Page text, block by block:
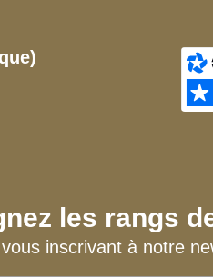
les rangs
inscrivant à notre